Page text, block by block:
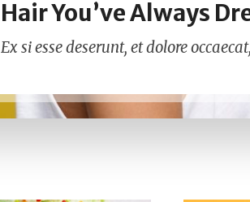
Hair You’ve Always